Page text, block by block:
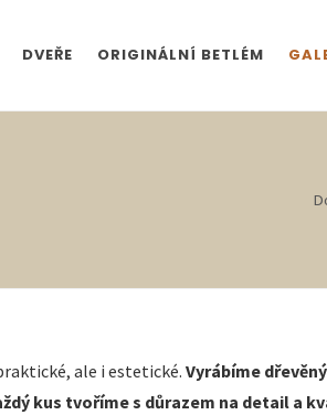
DVEŘE ORIGINÁLNÍ BETLÉM
ale i estetické. Vyrábíme
kus tvoříme s důrazem na detail a